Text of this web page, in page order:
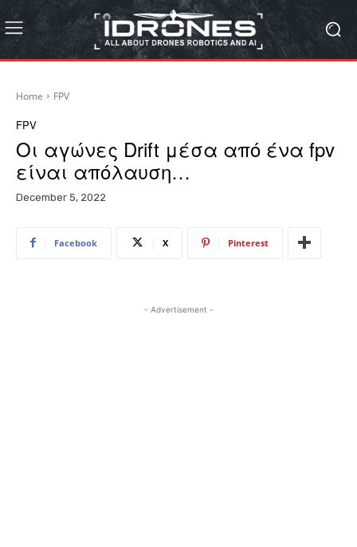
Home FPV
FPV
Οι αγώνες Drift μέσα από ένα fpv
είναι απόλαυση…
December 5, 2022
Facebook X Pinterest
- Advertisement -